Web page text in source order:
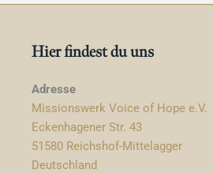
Hier findest du uns
Adresse
Missionswerk Voice of Hope e.V.
Eckenhagener Str. 43
51580 Reichshof-Mittelagger
Deutschland